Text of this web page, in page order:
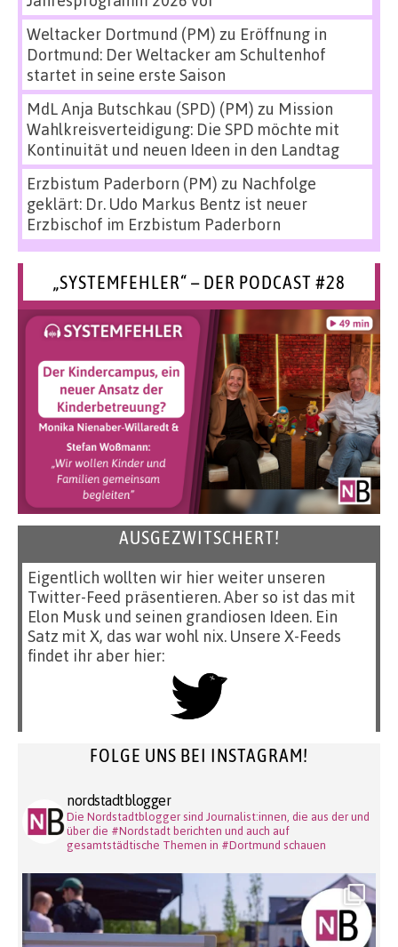
Weltacker Dortmund (PM) zu Eröffnung in
Dortmund: Der Weltacker am Schultenhof
startet in seine erste Saison
MdL Anja Butschkau (SPD) (PM) zu Mission
Wahlkreisverteidigung: Die SPD möchte mit
Kontinuität und neuen Ideen in den Landtag
Erzbistum Paderborn (PM) zu Nachfolge
geklärt: Dr. Udo Markus Bentz ist neuer
Erzbischof im Erzbistum Paderborn
„SYSTEMFEHLER“ – DER PODCAST #28
AUSGEZWITSCHERT!
Eigentlich wollten wir hier weiter unseren
Twitter-Feed präsentieren. Aber so ist das mit
Elon Musk und seinen grandiosen Ideen. Ein
Satz mit X, das war wohl nix. Unsere X-Feeds
findet ihr aber hier:
FOLGE UNS BEI INSTAGRAM!
nordstadtblogger
Die Nordstadtblogger sind Journalist:innen, die aus der und
über die #Nordstadt berichten und auch auf
gesamtstädtische Themen in #Dortmund schauen